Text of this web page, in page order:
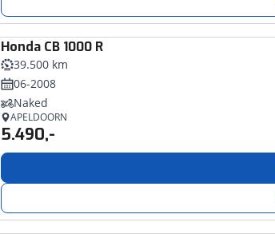
Honda CB 1000 R
39.500 km
06-2008
Naked
APELDOORN
5.490,-